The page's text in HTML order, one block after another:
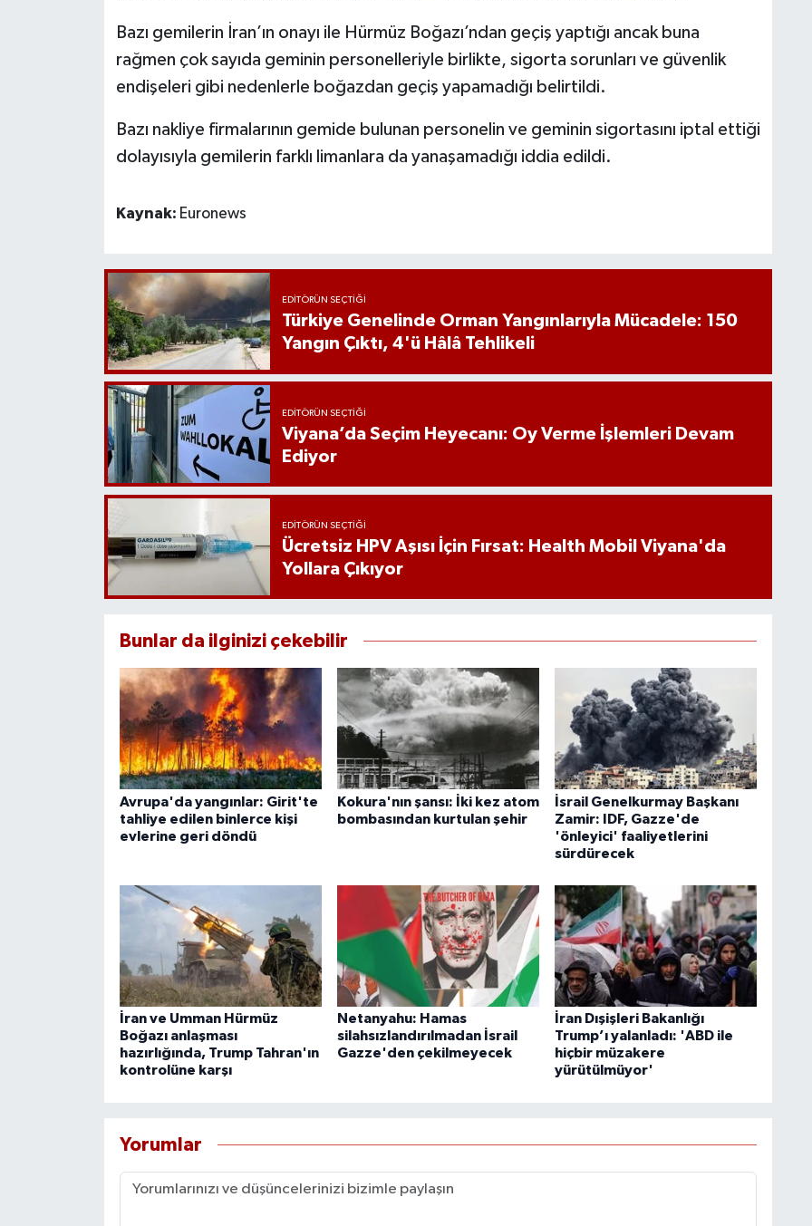
Bazı gemilerin İran’ın onayı ile Hürmüz Boğazı’ndan geçiş yaptığı ancak buna
rağmen çok sayıda geminin personelleriyle birlikte, sigorta sorunları ve güvenlik
endişeleri gibi nedenlerle boğazdan geçiş yapamadığı belirtildi.
Bazı nakliye firmalarının gemide bulunan personelin ve geminin sigortasını iptal ettiği
dolayısıyla gemilerin farklı limanlara da yanaşamadığı iddia edildi.
Kaynak: Euronews
EDITÖRÜN SEÇTIĞI
Türkiye Genelinde Orman Yangınlarıyla Mücadele: 150
Yangın Çıktı, 4'ü Hâlâ Tehlikeli
EDITÖRÜN SEÇTIĞI
Viyana’da Seçim Heyecanı: Oy Verme İşlemleri Devam
Ediyor
EDITÖRÜN SEÇTIĞI
Ücretsiz HPV Aşısı İçin Fırsat: Health Mobil Viyana'da
Yollara Çıkıyor
Bunlar da ilginizi çekebilir
Avrupa'da yangınlar: Girit'te
tahliye edilen binlerce kişi
evlerine geri döndü
Kokura'nın şansı: İki kez atom
bombasından kurtulan şehir
İsrail Genelkurmay Başkanı
Zamir: IDF, Gazze'de
'önleyici' faaliyetlerini
sürdürecek
İran ve Umman Hürmüz
Boğazı anlaşması
hazırlığında, Trump Tahran'ın
kontrolüne karşı
Netanyahu: Hamas
silahsızlandırılmadan İsrail
Gazze'den çekilmeyecek
İran Dışişleri Bakanlığı
Trump’ı yalanladı: 'ABD ile
hiçbir müzakere
yürütülmüyor'
Yorumlar